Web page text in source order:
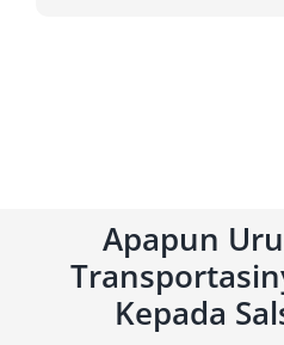
optimal, menjadikannya
untuk perjalanan dalam
kota. Bagi Anda yang
Apapun
Kepada